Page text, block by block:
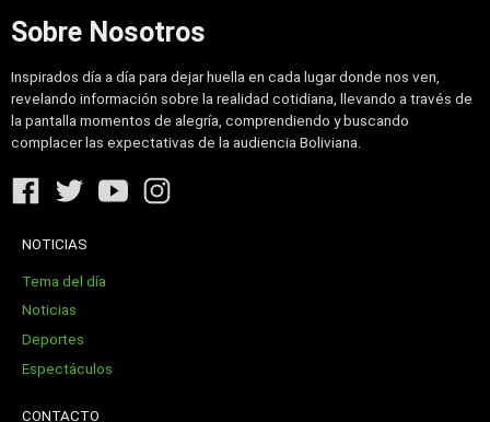
Sobre Nosotros
Inspirados día a día para dejar huella en cada lugar donde nos ven,
revelando información sobre la realidad cotidiana, llevando a través de
la pantalla momentos de alegría, comprendiendo y buscando
complacer las expectativas de la audiencia Boliviana.
NOTICIAS
Tema del día
Noticias
Deportes
Espectáculos
CONTACTO